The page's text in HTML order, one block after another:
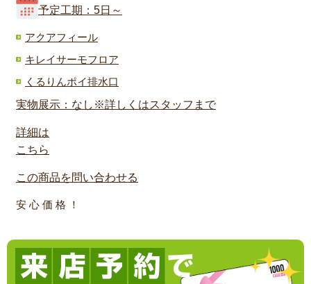
予定工期：5日～
アクアフィール
キレイサーモフロア
くるりんポイ排水口
実物展示：なし※詳しくはスタッフまで
詳細は
こちら
この商品を問い合わせる
安 心 価 格 ！